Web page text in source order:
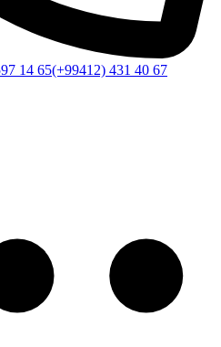
14 65(+99412) 431 40 67